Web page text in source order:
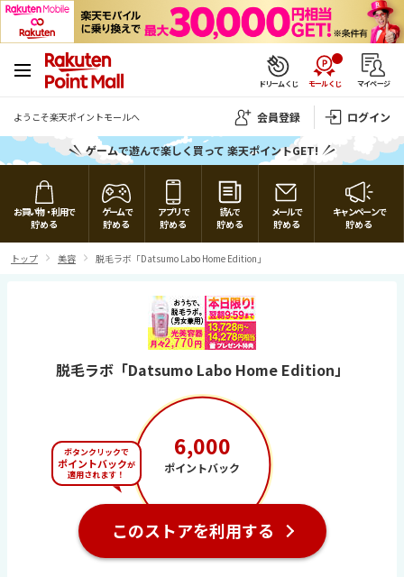
ドリームくじ モールくじ マイページ
じゃんけん
ようこそ楽天ポイントモールへ 会員登録 ログイン
楽天ポイントモール
トップ
お買いもの・サービスで貯める
ジャンルから探す
・マネー・投資・保険
・求人・結婚・住まい
・ モールガチャ
・ ナゾトレMAXXX
・ みんなのフルーツ農場生活
・ 頭の体操ミニゲーム
・ アプリコレクション
・ ポイントダンジョン
・ ポイントダンジョン２
・ おトクタウン
・ アプリアドベンチャー
読んで貯める
・ メールボックス
・ ご利用ガイド
キャンペーンで貯める
・ 楽天ポイントモールのすべてのキャンペーンを見る
・ すべてのポイントキャンペーンを見る
関連サービス
PointClub
スタンプカード
サービス
お問い合わせ
楽天ポイントモール会員規約
楽天会員情報の確認・変更
ゲームで遊んで楽しく買って 楽天ポイントGET!
お買い物・利用で
貯める
マネー・投資・保険
求人・結婚・住まい
教育・学び
通販・お買いもの
条件から探す
ゲームで
貯める
アプリで
貯める
アプリ・ミッションでポイントGET
アプリコレクション
ポイントダンジョン ポイントダンジョン2
読んで
貯める
メールで
貯める
メール de ポイント
メールボックス
キャンペーンで
貯める
開催中のキャンペーン
トップ 美容 脱毛ラボ「Datsumo Labo Home Edition」
脱毛ラボ「Datsumo Labo Home Edition」
6,000
ポイントバック
ボタンクリックで
ポイントバックが
適用されます！
このストアを利用する